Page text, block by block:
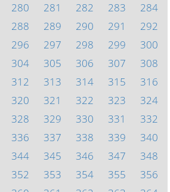
280 281 282 283
284
288 289 290 291
292
296 297 298 299
300
304 305 306 307
308
312 313 314 315
316
320 321 322 323
324
328 329 330 331
332
336 337 338 339
340
344 345 346 347
348
352 353 354 355
356